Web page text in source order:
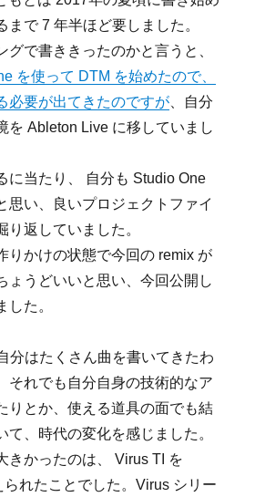
まで 7 年半ほど要しました。
グで書ききったのかと言うと、
を使って DTM を始めたので、
必要が出てきたのですが 、自分
を Ableton Live に移していまし
に当たり、 自分も Studio One
思い、良いプロジェクトファイ
り返していました。
りかけの状態で今回の remix が
ょうどいいと思い、今回公開し
した。
分はたくさん曲を書いてきたわ
それでも自分自身の技術的なア
りとか、使える道具の面でも結
て、時代の変化を感じました。
きかったのは、 Virus TI を
れたことでした。Virus シリー